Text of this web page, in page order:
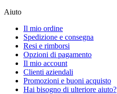
Aiuto
Il mio ordine
Spedizione e consegna
Resi e rimborsi
Opzioni di pagamento
Il mio account
Clienti aziendali
Promozioni e buoni acquisto
Hai bisogno di ulteriore aiuto?